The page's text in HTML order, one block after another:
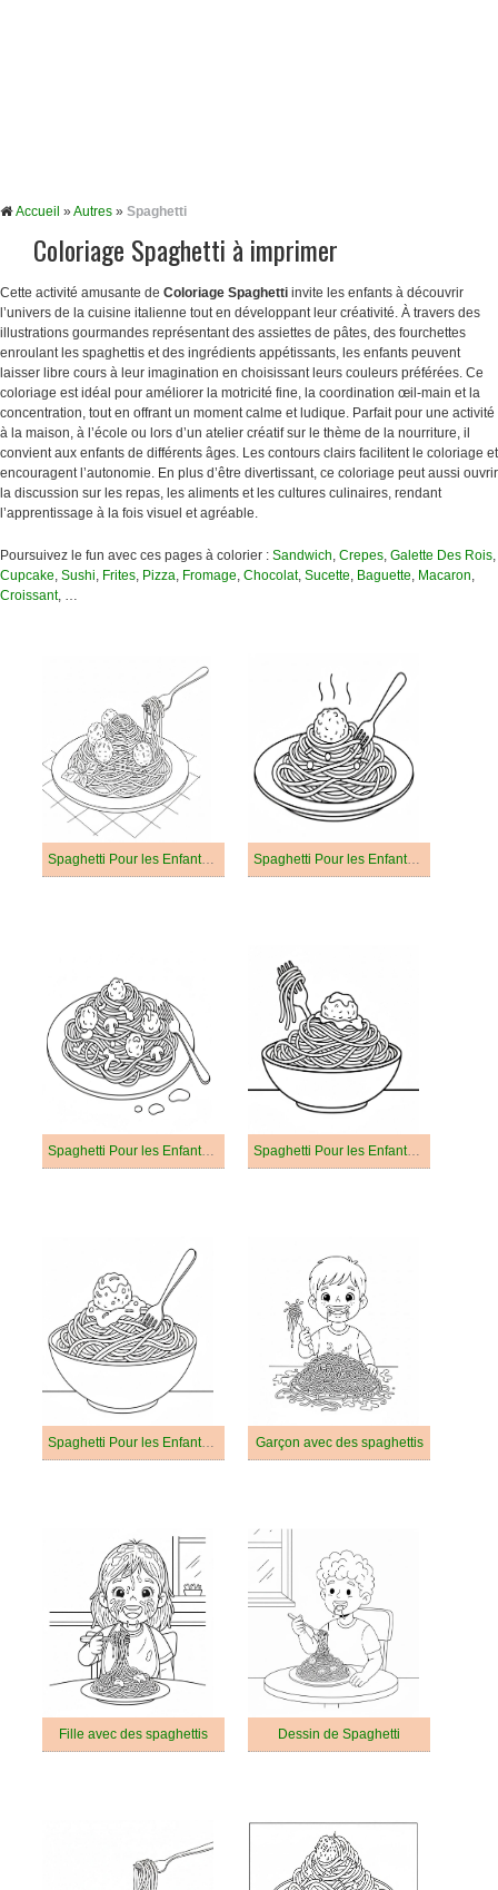
Accueil »Autres » Spaghetti
Coloriage Spaghetti à imprimer
Cette activité amusante de Coloriage Spaghetti invite les enfants à découvrir
l’univers de la cuisine italienne tout en développant leur créativité. À travers des
illustrations gourmandes représentant des assiettes de pâtes, des fourchettes
enroulant les spaghettis et des ingrédients appétissants, les enfants peuvent
laisser libre cours à leur imagination en choisissant leurs couleurs préférées. Ce
coloriage est idéal pour améliorer la motricité fine, la coordination œil-main et la
concentration, tout en offrant un moment calme et ludique. Parfait pour une activité
à la maison, à l’école ou lors d’un atelier créatif sur le thème de la nourriture, il
convient aux enfants de différents âges. Les contours clairs facilitent le coloriage et
encouragent l’autonomie. En plus d’être divertissant, ce coloriage peut aussi ouvrir
la discussion sur les repas, les aliments et les cultures culinaires, rendant
l’apprentissage à la fois visuel et agréable.
Poursuivez le fun avec ces pages à colorier : Sandwich, Crepes, Galette Des Rois,
Cupcake, Sushi, Frites, Pizza, Fromage, Chocolat, Sucette, Baguette, Macaron,
Croissant, …
Spaghetti Pour les Enfants de 1 An Spaghetti Pour les Enfants de 2 Ans
Spaghetti Pour les Enfants de 3 Ans Spaghetti Pour les Enfants de 4 Ans
Spaghetti Pour les Enfants de 5 Ans Garçon avec des spaghettis
Fille avec des spaghettis Dessin de Spaghetti